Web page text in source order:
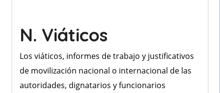
N. Viáticos
Los viáticos, informes de trabajo y justificativos
de movilización nacional o internacional de las
autoridades, dignatarios y funcionarios